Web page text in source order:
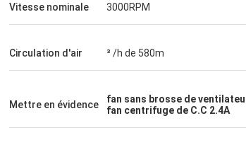
Vitesse nominale 3000RPM
Circulation d'air ³ /h de 580m
Mettre en évidence fan sans brosse de
fan centrifuge de C.C 2.4A